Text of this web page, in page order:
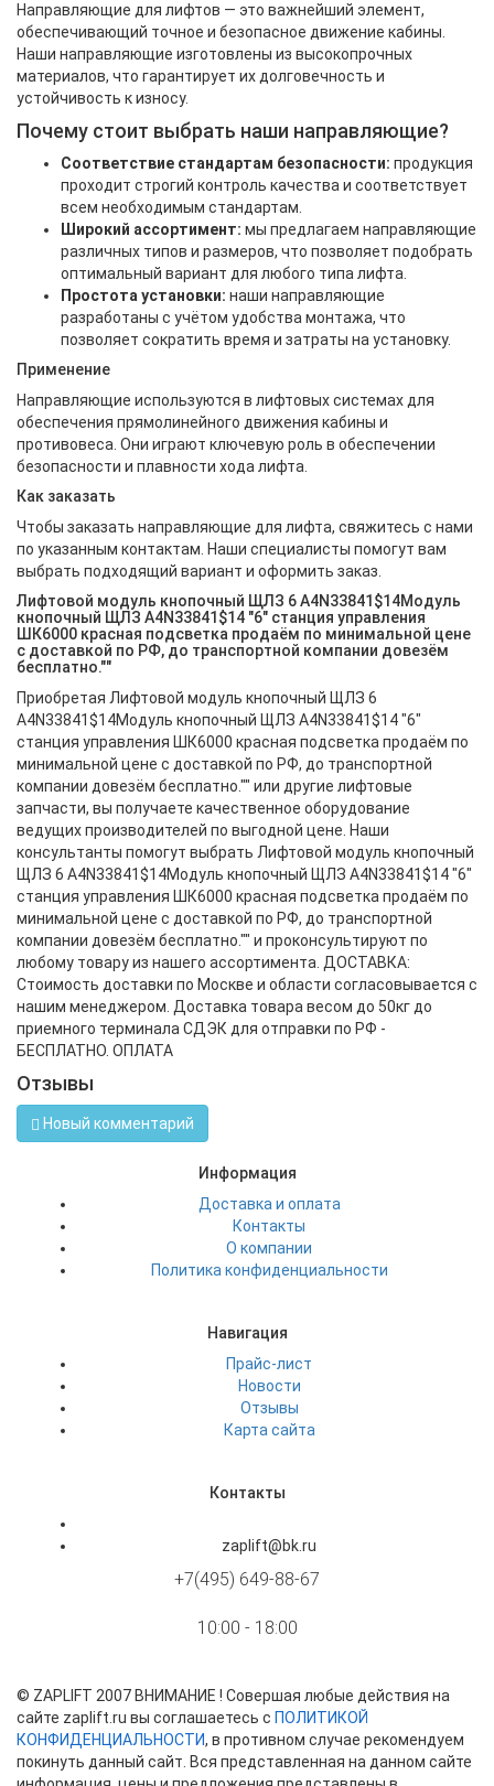
Направляющие для лифтов — это важнейший элемент,
обеспечивающий точное и безопасное движение кабины.
Наши направляющие изготовлены из высокопрочных
материалов, что гарантирует их долговечность и
устойчивость к износу.
Почему стоит выбрать наши направляющие?
Соответствие стандартам безопасности: продукция
проходит строгий контроль качества и соответствует
всем необходимым стандартам.
Широкий ассортимент: мы предлагаем направляющие
различных типов и размеров, что позволяет подобрать
оптимальный вариант для любого типа лифта.
Простота установки: наши направляющие
разработаны с учётом удобства монтажа, что
позволяет сократить время и затраты на установку.
Применение
Направляющие используются в лифтовых системах для
обеспечения прямолинейного движения кабины и
противовеса. Они играют ключевую роль в обеспечении
безопасности и плавности хода лифта.
Как заказать
Чтобы заказать направляющие для лифта, свяжитесь с нами
по указанным контактам. Наши специалисты помогут вам
выбрать подходящий вариант и оформить заказ.
Лифтовой модуль кнопочный ЩЛЗ 6 A4N33841$14Модуль
кнопочный ЩЛЗ A4N33841$14 "6" станция управления
ШК6000 красная подсветка продаём по минимальной цене
с доставкой по РФ, до транспортной компании довезём
бесплатно.""
Приобретая Лифтовой модуль кнопочный ЩЛЗ 6
A4N33841$14Модуль кнопочный ЩЛЗ A4N33841$14 "6"
станция управления ШК6000 красная подсветка продаём по
минимальной цене с доставкой по РФ, до транспортной
компании довезём бесплатно."" или другие лифтовые
запчасти, вы получаете качественное оборудование
ведущих производителей по выгодной цене. Наши
консультанты помогут выбрать Лифтовой модуль кнопочный
ЩЛЗ 6 A4N33841$14Модуль кнопочный ЩЛЗ A4N33841$14 "6"
станция управления ШК6000 красная подсветка продаём по
минимальной цене с доставкой по РФ, до транспортной
компании довезём бесплатно."" и проконсультируют по
любому товару из нашего ассортимента. ДОСТАВКА:
Стоимость доставки по Москве и области согласовывается с
нашим менеджером. Доставка товара весом до 50кг до
приемного терминала СДЭК для отправки по РФ -
БЕСПЛАТНО. ОПЛАТА
Отзывы
Новый комментарий
Информация
Доставка и оплата
Контакты
О компании
Политика конфиденциальности
Навигация
Прайс-лист
Новости
Отзывы
Карта сайта
Контакты
zaplift@bk.ru
+7(495) 649-88-67
10:00 - 18:00
© ZAPLIFT 2007 ВНИМАНИЕ ! Совершая любые действия на
сайте zaplift.ru вы соглашаетесь с ПОЛИТИКОЙ
КОНФИДЕНЦИАЛЬНОСТИ, в противном случае рекомендуем
покинуть данный сайт. Вся представленная на данном сайте